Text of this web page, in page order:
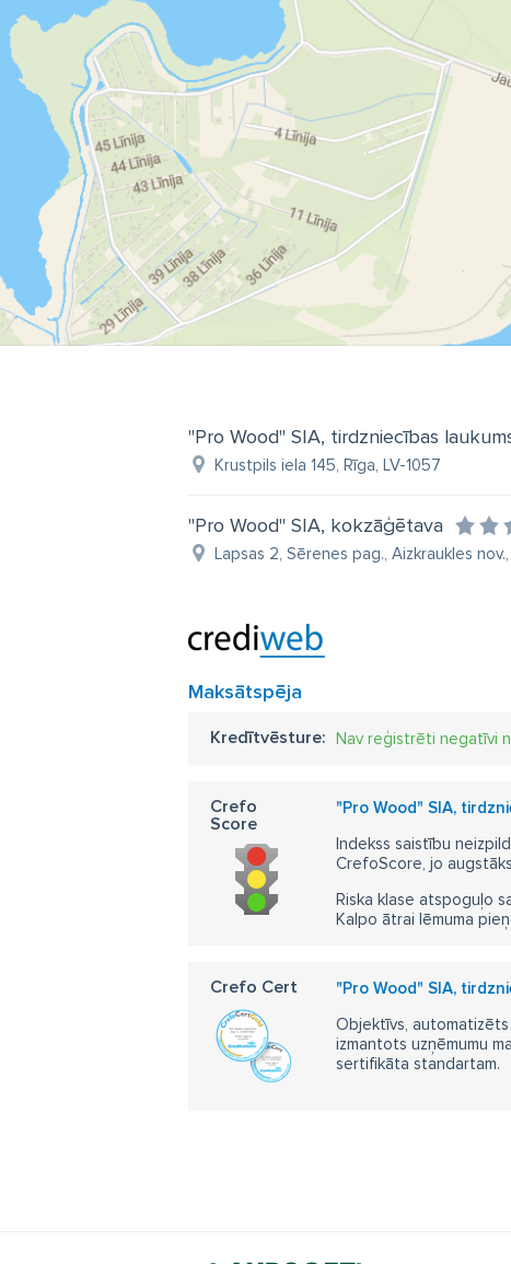
"Pro Wood" SIA, tirdzniecības
Krustpils iela 145, Rīga, LV-1057
"Pro Wood" SIA, kokzāģētava
Lapsas 2, Sērenes pag., Aizkraukles nov.,
Maksātspēja
Kredītvēsture: Nav reģistrēti negatīvi
Crefo
Score
"Pro Wood" SIA,
Indekss saistību
CrefoScore, jo
Riska klase atspoguļo
Kalpo ātrai lēmuma
Crefo Cert "Pro Wood" SIA,
Objektīvs,
izmantots uzņēmumu
sertifikāta standartam.